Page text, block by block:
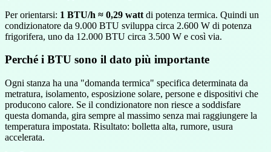
Per orientarsi: 1 BTU/h ≈ 0,29 watt di potenza termica. Quindi un
condizionatore da 9.000 BTU sviluppa circa 2.600 W di potenza
frigorifera, uno da 12.000 BTU circa 3.500 W e così via.
Perché i BTU sono il dato più importante
Ogni stanza ha una "domanda termica" specifica determinata da
metratura, isolamento, esposizione solare, persone e dispositivi che
producono calore. Se il condizionatore non riesce a soddisfare
questa domanda, gira sempre al massimo senza mai raggiungere la
temperatura impostata. Risultato: bolletta alta, rumore, usura
accelerata.